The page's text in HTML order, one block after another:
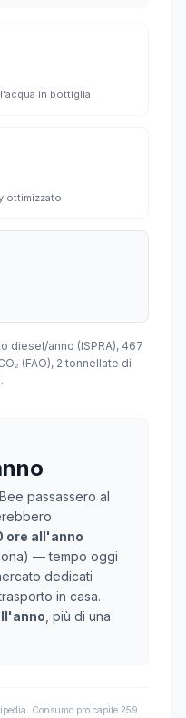
in bottiglia
ottimizzato
diesel/anno (ISPRA), 467
(FAO), 2 tonnellate di
passassero al
ore all'anno
— tempo oggi
dedicati
in casa.
, più di una
Consumo pro capite 259